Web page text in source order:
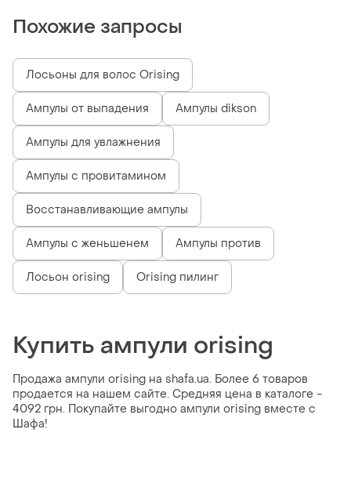
Похожие запросы
Лосьоны для волос Orising
Ампулы от выпадения Ампулы dikson
Ампулы для увлажнения
Ампулы с провитамином
Восстанавливающие ампулы
Ампулы с женьшенем Ампулы против
Лосьон orising Orising пилинг
Купить ампули orising
Продажа ампули orising на shafa.ua. Более 6 товаров
продается на нашем сайте. Средняя цена в каталоге -
4092 грн. Покупайте выгодно ампули orising вместе с
Шафа!